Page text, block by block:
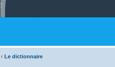
‹ Le dictionnaire